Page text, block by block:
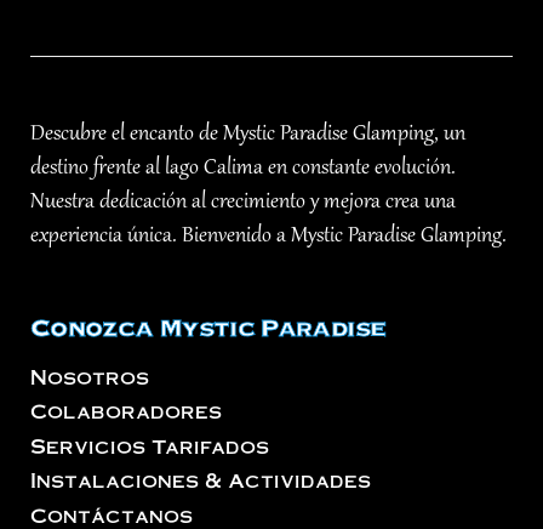
Descubre el encanto de Mystic Paradise Glamping, un
destino frente al lago Calima en constante evolución.
Nuestra dedicación al crecimiento y mejora crea una
experiencia única. Bienvenido a Mystic Paradise Glamping.
Conozca Mystic Paradise
Nosotros
Colaboradores
Servicios Tarifados
Instalaciones & Actividades
Contáctanos